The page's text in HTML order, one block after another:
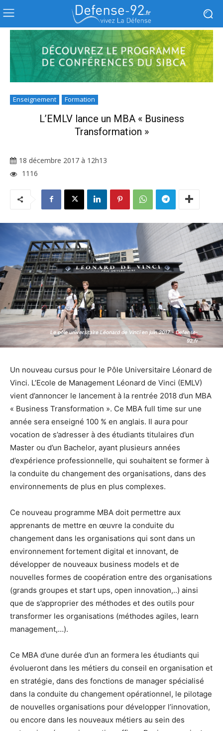
Enseignement Formation
L’EMLV lance un MBA « Business
Transformation »
18 décembre 2017 à 12h13
1116
Le pôle universitaire Léonard de Vinci en juin 2017 - Defense-
92.fr
Le pôle universitaire Léonard de Vinci en juin 2017 - Defense-
92.fr
Un nouveau cursus pour le Pôle Universitaire Léonard de
Vinci. L’Ecole de Management Léonard de Vinci (EMLV)
vient d’annoncer le lancement à la rentrée 2018 d’un MBA
« Business Transformation ». Ce MBA full time sur une
année sera enseigné 100 % en anglais. Il aura pour
vocation de s’adresser à des étudiants titulaires d’un
Master ou d’un Bachelor, ayant plusieurs années
d’expérience professionnelle, qui souhaitent se former à
la conduite du changement des organisations, dans des
environnements de plus en plus complexes.
Ce nouveau programme MBA doit permettre aux
apprenants de mettre en œuvre la conduite du
changement dans les organisations qui sont dans un
environnement fortement digital et innovant, de
développer de nouveaux business models et de
nouvelles formes de coopération entre des organisations
(grands groupes et start ups, open innovation,..) ainsi
que de s’approprier des méthodes et des outils pour
transformer les organisations (méthodes agiles, learn
management,…).
Ce MBA d’une durée d’un an formera les étudiants qui
évolueront dans les métiers du conseil en organisation et
en stratégie, dans des fonctions de manager spécialisé
dans la conduite du changement opérationnel, le pilotage
de nouvelles organisations pour développer l’innovation,
ou encore dans les nouveaux métiers au sein des